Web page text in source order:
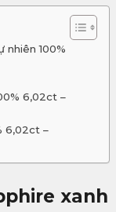
nhiên 100%
6,02ct –
6,02ct –
xanh